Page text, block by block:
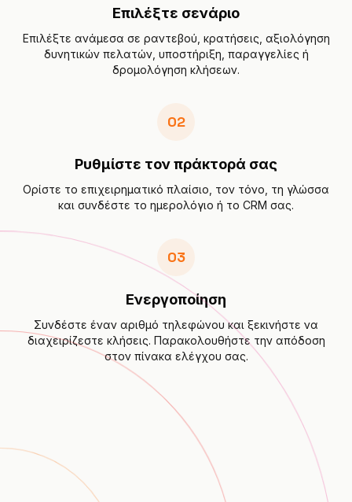
Επιλέξτε σενάριο
Επιλέξτε ανάμεσα σε ραντεβού, κρατήσεις, αξιολόγηση
δυνητικών πελατών, υποστήριξη, παραγγελίες ή
δρομολόγηση κλήσεων.
02
Ρυθμίστε τον πράκτορά σας
Ορίστε το επιχειρηματικό πλαίσιο, τον τόνο, τη γλώσσα
και συνδέστε το ημερολόγιο ή το CRM σας.
03
Ενεργοποίηση
Συνδέστε έναν αριθμό τηλεφώνου και ξεκινήστε να
διαχειρίζεστε κλήσεις. Παρακολουθήστε την απόδοση
στον πίνακα ελέγχου σας.